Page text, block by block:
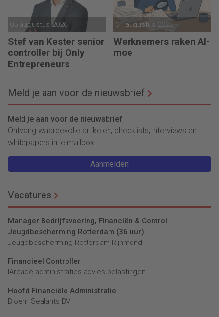
05 augustus 2026
Stef van Kester senior
controller bij Only
Entrepreneurs
04 augustus 2026
Werknemers raken AI-
moe
Meld je aan voor de nieuwsbrief
Meld je aan voor de nieuwsbrief
Ontvang waardevolle artikelen, checklists, interviews en
whitepapers in je mailbox.
Aanmelden
Vacatures
Manager Bedrijfsvoering, Financiën & Control
Jeugdbescherming Rotterdam (36 uur)
Jeugdbescherming Rotterdam Rijnmond
Financieel Controller
lArcade administraties-advies-belastingen
Hoofd Financiële Administratie
Bloem Sealants BV